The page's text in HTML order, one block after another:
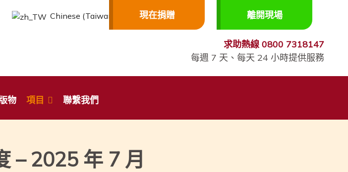
Chinese (Taiwan) 現在捐贈 離開現場
求助熱線0800 7318147
每週 7 天、每天 24 小時提供服務
物 項目 聯繫我們
– 2025 年 7 月